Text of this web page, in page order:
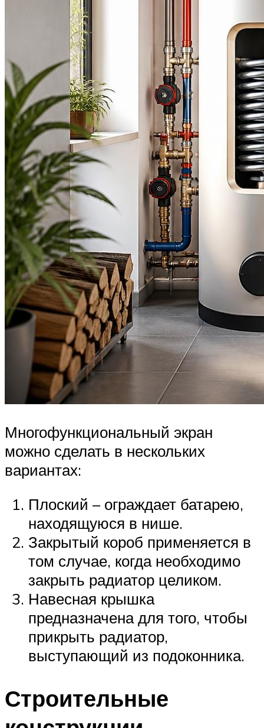
Многофункциональный экран
можно сделать в нескольких
вариантах:
Плоский – ограждает батарею,
находящуюся в нише.
Закрытый короб применяется в
том случае, когда необходимо
закрыть радиатор целиком.
Навесная крышка
предназначена для того, чтобы
прикрыть радиатор,
выступающий из подоконника.
Строительные